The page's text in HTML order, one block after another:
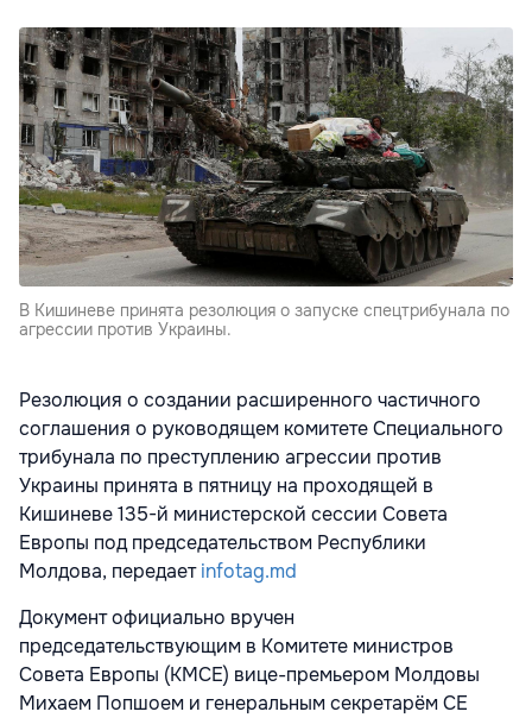
В Кишиневе принята резолюция о запуске спецтрибунала по
агрессии против Украины.
Резолюция о создании расширенного частичного
соглашения о руководящем комитете Специального
трибунала по преступлению агрессии против
Украины принята в пятницу на проходящей в
Кишиневе 135-й министерской сессии Совета
Европы под председательством Республики
Молдова, передаетinfotag.md
Документ официально вручен
председательствующим в Комитете министров
Совета Европы (КМСЕ) вице-премьером Молдовы
Михаем Попшоем и генеральным секретарём СЕ